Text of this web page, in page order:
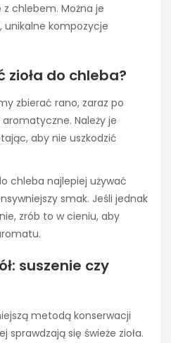
chlebem. Można je
unikalne kompozycje
zioła do chleba?
zbierać rano, zaraz po
Należy je
aby nie uszkodzić
chleba najlepiej używać
smak. Jeśli jednak
zrób to w cieniu, aby
suszenie czy
metodą konserwacji
sprawdzają się świeże zioła.